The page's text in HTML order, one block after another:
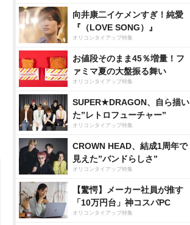
向井康二イケメンすぎ！純愛
『（LOVE SONG）』
オリコンタイアップ特集
お値段そのまま45％増量！フ
ァミマ夏の大盤振る舞い
オリコンタイアップ特集
SUPER★DRAGON、自ら描い
た”レトロフューチャー”
オリコンタイアップ特集
CROWN HEAD、結成1周年で
見えた”バンドらしさ”
オリコンタイアップ特集
【驚愕】メーカー社員が推す
「10万円台」神コスパPC
オリコンタイアップ特集